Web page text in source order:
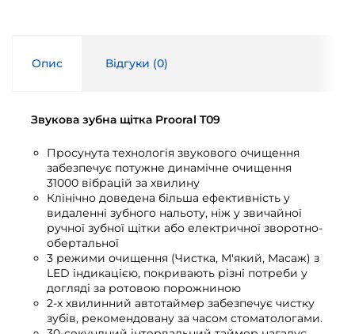
Опис Відгуки (0)
Звукова зубна щітка Prooral T09
Просунута технологія звукового очищення
забезпечує потужне динамічне очищення
31000 вібрацій за хвилину
Клінічно доведена більша ефективність у
видаленні зубного нальоту, ніж у звичайної
ручної зубної щітки або електричної зворотно-
обертальної
3 режими очищення (Чистка, М'який, Масаж) з
LED індикацією, покривають різні потреби у
догляді за ротовою порожниною
2-х хвилинний автотаймер забезпечує чистку
зубів, рекомендовану за часом стоматологами.